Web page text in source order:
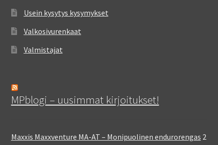
Usein kysytys kysymykset
Valkosivurenkaat
Valmistajat
MPblogi – uusimmat kirjoitukset!
Maxxis Maxxventure MA-AT – Monipuolinen endurorengas 2